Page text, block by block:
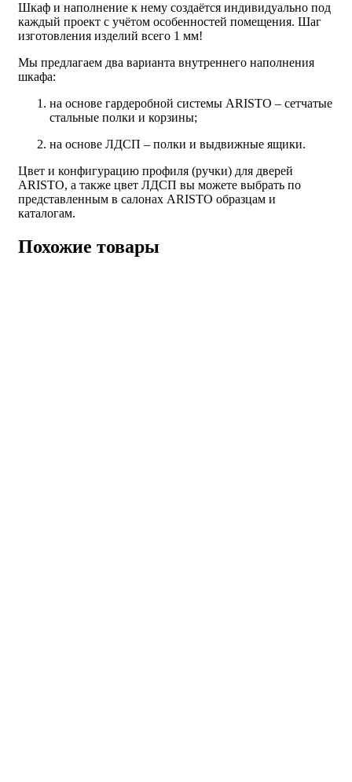
Шкаф и наполнение к нему создаётся индивидуально под
каждый проект с учётом особенностей помещения. Шаг
изготовления изделий всего 1 мм!
Мы предлагаем два варианта внутреннего наполнения
шкафа:
на основе гардеробной системы ARISTO – сетчатые
стальные полки и корзины;
на основе ЛДСП – полки и выдвижные ящики.
Цвет и конфигурацию профиля (ручки) для дверей
ARISTO, а также цвет ЛДСП вы можете выбрать по
представленным в салонах ARISTO образцам и
каталогам.
Похожие товары